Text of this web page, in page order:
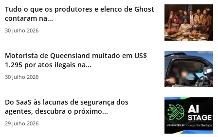
Tudo o que os produtores e elenco de Ghost
contaram na...
30 Julho 2026
Motorista de Queensland multado em US$
1.295 por atos ilegais na...
30 Julho 2026
Do SaaS às lacunas de segurança dos
agentes, descubra o próximo...
29 Julho 2026